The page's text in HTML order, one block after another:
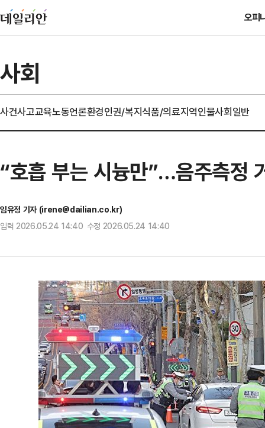
오피
사회
사건사고교육노동언론환경인권/복지식품/의료지역인물사회일반
“호흡 부는 시늉만”…음주측정
임유정 기자 (irene@dailian.co.kr)
입력 2026.05.24 14:40 수정 2026.05.24 14:40